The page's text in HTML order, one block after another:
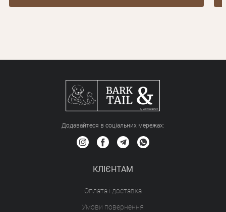
Додавайтеся в соціальних мережах:
КЛІЄНТАМ
Оплата і доставка
Умови повернення